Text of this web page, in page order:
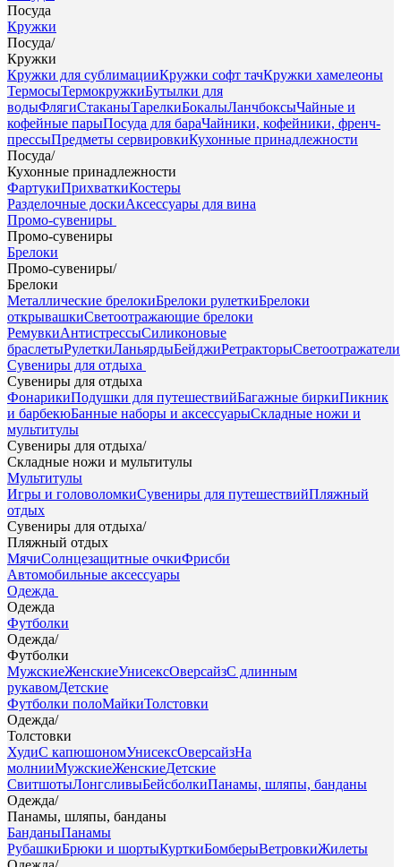
Посуда
Кружки
Посуда/
Кружки
Кружки для сублимацииКружки софт тачКружки хамелеоны
ТермосыТермокружкиБутылки для
водыФлягиСтаканыТарелкиБокалыЛанчбоксыЧайные и
кофейные парыПосуда для бараЧайники, кофейники, френч-
прессыПредметы сервировкиКухонные принадлежности
Посуда/
Кухонные принадлежности
ФартукиПрихваткиКостеры
Разделочные доскиАксессуары для вина
Промо-сувениры
Промо-сувениры
Брелоки
Промо-сувениры/
Брелоки
Металлические брелокиБрелоки рулеткиБрелоки
открывашкиСветоотражающие брелоки
РемувкиАнтистрессыСиликоновые
браслетыРулеткиЛаньярдыБейджиРетракторыСветоотражатели
Сувениры для отдыха
Сувениры для отдыха
ФонарикиПодушки для путешествийБагажные биркиПикник
и барбекюБанные наборы и аксессуарыСкладные ножи и
мультитулы
Сувениры для отдыха/
Складные ножи и мультитулы
Мультитулы
Игры и головоломкиСувениры для путешествийПляжный
отдых
Сувениры для отдыха/
Пляжный отдых
МячиСолнцезащитные очкиФрисби
Автомобильные аксессуары
Одежда
Одежда
Футболки
Одежда/
Футболки
МужскиеЖенскиеУнисексОверсайзС длинным
рукавомДетские
Футболки полоМайкиТолстовки
Одежда/
Толстовки
ХудиС капюшономУнисексОверсайзНа
молнииМужскиеЖенскиеДетские
СвитшотыЛонгсливыБейсболкиПанамы, шляпы, банданы
Одежда/
Панамы, шляпы, банданы
БанданыПанамы
РубашкиБрюки и шортыКурткиБомберыВетровкиЖилеты